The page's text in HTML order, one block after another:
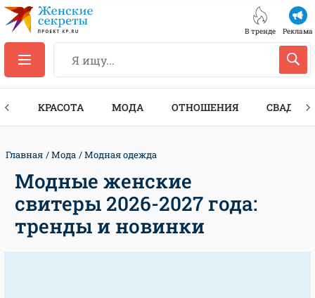
В тренде Реклама
КРАСОТА МОДА ОТНОШЕНИЯ СВАДЬБА
Главная Мода Модная одежда
Модные женские
свитеры 2026-2027 года:
тренды и новинки